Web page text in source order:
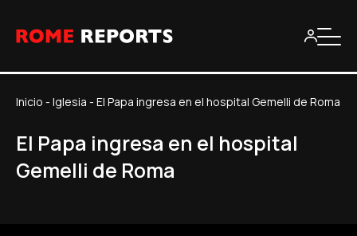
Inicio - Iglesia - El Papa ingresa en el hospital Gemelli de Roma
El Papa ingresa en el hospital
Gemelli de Roma